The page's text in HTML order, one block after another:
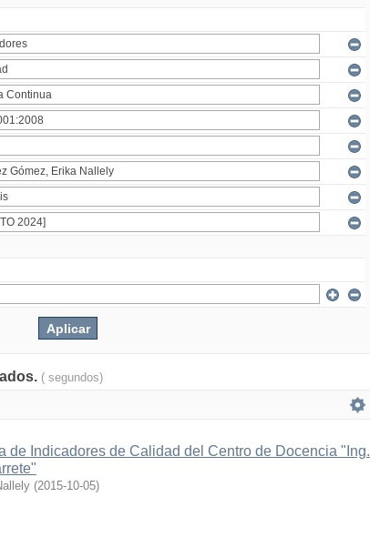
( segundos)
de Indicadores de Calidad del Centro de Docencia "Ing.
(2015-10-05)